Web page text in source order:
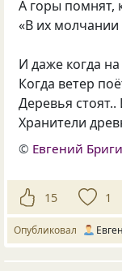
А горы помнят,
«В их
И даже когда
Когда ветер
Деревья
Хранители
© Евгений
15 1
Опубликовал